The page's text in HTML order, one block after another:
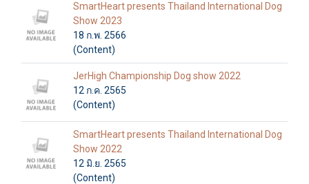
SmartHeart presents Thailand International Dog
Show 2023
18 ก.พ. 2566
(Content)
JerHigh Championship Dog show 2022
12 ก.ค. 2565
(Content)
SmartHeart presents Thailand International Dog
Show 2022
12 มิ.ย. 2565
(Content)